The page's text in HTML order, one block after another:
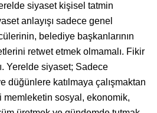
siyaset kişisel tatmin
anlayışı sadece genel
belediye başkanlarının
retwet etmek olmamalı. Fikir
Yerelde siyaset; Sadece
düğünlere katılmaya çalışmaktan
sosyal, ekonomik,